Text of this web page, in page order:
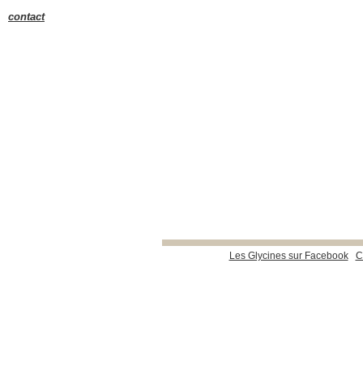
Les Glycines sur Facebook
contact